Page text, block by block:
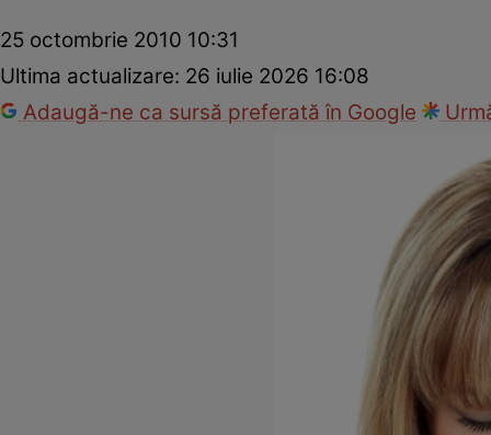
25 octombrie 2010 10:31
Ultima actualizare: 26 iulie 2026 16:08
Adaugă-ne ca sursă preferată în Google